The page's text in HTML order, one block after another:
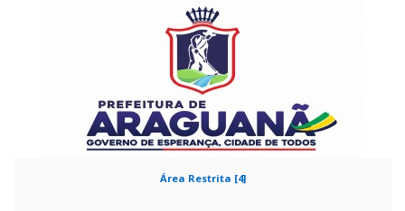
Área Restrita [4]